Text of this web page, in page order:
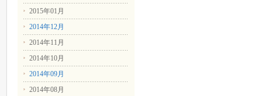
2015年01月
2014年12月
2014年11月
2014年10月
2014年09月
2014年08月